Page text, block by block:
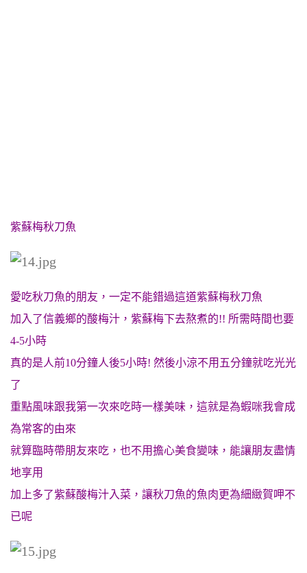
紫蘇梅秋刀魚
愛吃秋刀魚的朋友，一定不能錯過這道紫蘇梅秋刀魚
加入了信義鄉的酸梅汁，紫蘇梅下去熬煮的!! 所需時間也要
4-5小時
真的是人前10分鐘人後5小時! 然後小涼不用五分鐘就吃光光
了
重點風味跟我第一次來吃時一樣美味，這就是為蝦咪我會成
為常客的由來
就算臨時帶朋友來吃，也不用擔心美食變味，能讓朋友盡情
地享用
加上多了紫蘇酸梅汁入菜，讓秋刀魚的魚肉更為細緻賀呷不
已呢